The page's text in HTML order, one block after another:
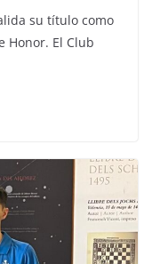
su título como
Honor. El Club